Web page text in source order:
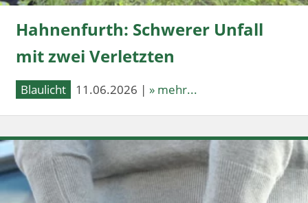
Hahnenfurth: Schwerer Unfall
mit zwei Verletzten
Blaulicht 11.06.2026 | » mehr...